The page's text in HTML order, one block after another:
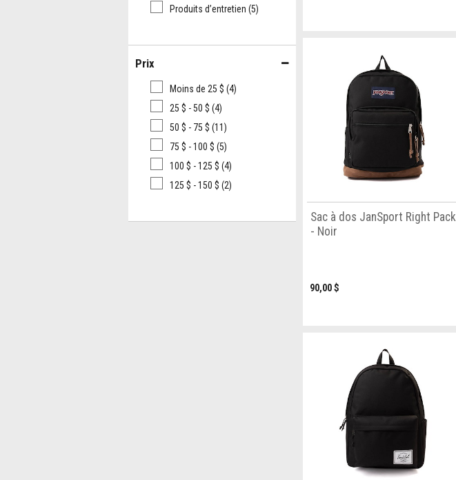
Produits d’entretien (5)
Prix
Moins de 25 $ (4)
25 $ - 50 $ (4)
50 $ - 75 $ (11)
75 $ - 100 $ (5)
100 $ - 125 $ (4)
125 $ - 150 $ (2)
Sac à dos JanSport Right Pack
- Noir
90,00 $